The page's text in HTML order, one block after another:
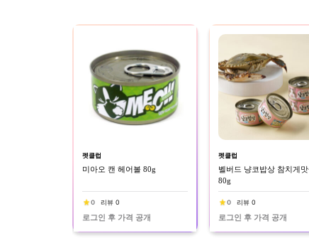
펫클럽
미아오 캔 헤어볼 80g
0 리뷰 0
로그인 후 가격 공개
펫클럽
벨버드 냥코밥상 참치게
80g
0 리뷰 0
로그인 후 가격 공개